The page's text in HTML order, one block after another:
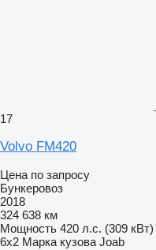
17
Volvo FM420
Цена по запросу
Бункеровоз
2018
324 638 км
Мощность 420 л.с. (309 кВт)
6x2 Марка кузова Joab